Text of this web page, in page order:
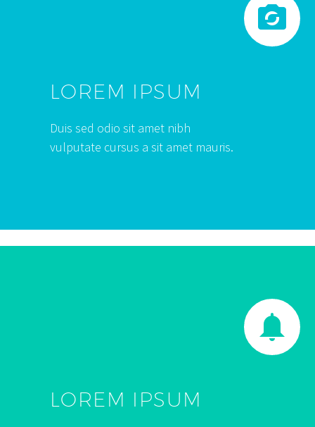


LOREM IPSUM
Duis sed odio sit amet nibh
vulputate cursus a sit amet mauris.


LOREM IPSUM